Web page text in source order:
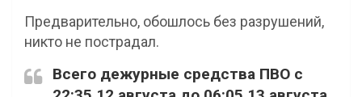
Предварительно, обошлось без разрушений,
никто не пострадал.
Всего дежурные средства ПВО с